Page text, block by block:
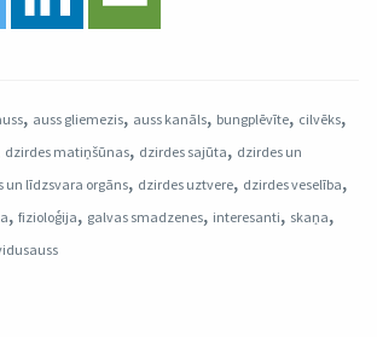
, auss gliemezis, auss kanāls, bungplēvīte, cilvēks,
dzirdes matiņšūnas, dzirdes sajūta, dzirdes un
un līdzsvara orgāns, dzirdes uztvere, dzirdes veselība,
, fizioloģija, galvas smadzenes, interesanti, skaņa,